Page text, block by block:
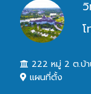
222 หมู่ 2 ต.บ้
แผนที่ตั้ง